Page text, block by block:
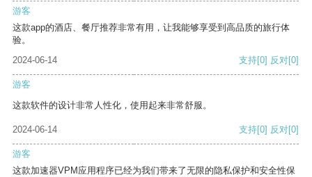
游客
这款app的酒店、餐厅推荐非常有用，让我能够享受到高品质的旅行体
验。
2024-06-14
支持[0] 反对[0]
游客
这款软件的设计非常人性化，使用起来非常舒服。
2024-06-14 支持[0] 反对[0]
游客
这款加速器VPM应用程序已经为我们带来了无限的隐私保护和安全性保